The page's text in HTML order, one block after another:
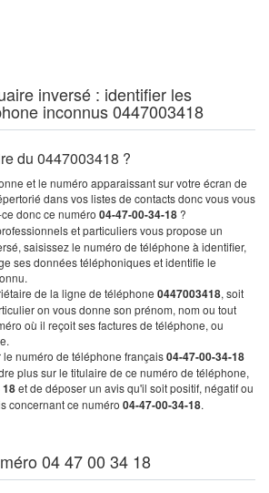
inversé : identifier les
inconnus 0447003418
du 0447003418 ?
et le numéro apparaissant sur votre écran de
dans vos listes de contacts donc vous vous
donc ce numéro 04-47-00-34-18 ?
et particuliers vous propose un
saisissez le numéro de téléphone à identifier,
ses données téléphoniques et identifie le
de la ligne de téléphone 0447003418, soit
on vous donne son prénom, nom ou tout
où il reçoit ses factures de téléphone, ou
numéro de téléphone français04-47-00-34-18
plus sur le titulaire de ce numéro de téléphone,
18et de déposer un avis qu'il soit positif, négatif ou
concernant ce numéro 04-47-00-34-18.
04 47 00 34 18